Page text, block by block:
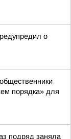
о
порядка» для
подряд заняла